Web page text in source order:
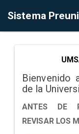
Sistema
Bienvenido
de la
ANTES DE
REVISAR LOS